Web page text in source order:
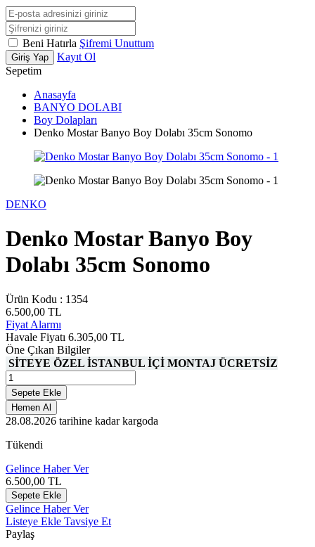
Beni Hatırla Şifremi Unuttum
Giriş Yap
Kayıt Ol
Sepetim
Anasayfa
BANYO DOLABI
Boy Dolapları
Denko Mostar Banyo Boy Dolabı 35cm Sonomo
DENKO
Denko Mostar Banyo Boy
Dolabı 35cm Sonomo
Ürün Kodu : 1354
6.500,00 TL
Fiyat Alarmı
Havale Fiyatı 6.305,00 TL
Öne Çıkan Bilgiler
SİTEYE ÖZEL İSTANBUL İÇİ MONTAJ ÜCRETSİZ
Sepete Ekle
Hemen Al
28.08.2026 tarihine kadar kargoda
Tükendi
Gelince Haber Ver
6.500,00 TL
Sepete Ekle
Gelince Haber Ver
Listeye Ekle Tavsiye Et
Paylaş